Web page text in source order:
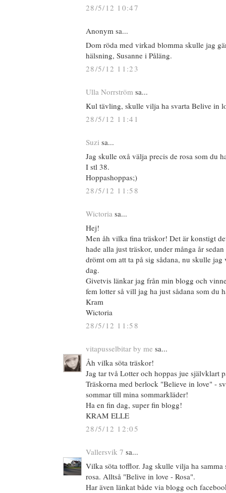
28/5/12 10:47
Anonym sa...
Dom röda med virkad blomma skulle jag
hälsning, Susanne i Påläng.
28/5/12 11:23
Ulla Norrström sa...
Kul tävling, skulle vilja ha svarta Belive in
28/5/12 11:41
Suzi sa...
Jag skulle oxå välja precis de rosa som du
I stl 38.
Hoppashoppas;)
28/5/12 11:58
Wictoria sa...
Hej!
Men åh vilka fina träskor! Det är konstigt
hade alla just träskor, under många år
drömt om att ta på sig sådana, nu skulle
dag.
Givetvis länkar jag från min blogg och
fem lotter så vill jag ha just sådana som du
Kram
Wictoria
28/5/12 11:58
vitapusselbitar by me sa...
Åh vilka söta träskor!
Jag tar två Lotter och hoppas jue självklart
Träskorna med berlock "Believe in love" -
sommar till mina sommarkläder!
Ha en fin dag, super fin blogg!
KRAM ELLE
28/5/12 12:05
Vallersvik 7 sa...
Vilka söta tofflor. Jag skulle vilja ha
rosa. Alltså "Belive in love - Rosa".
Har även länkat både via blogg och